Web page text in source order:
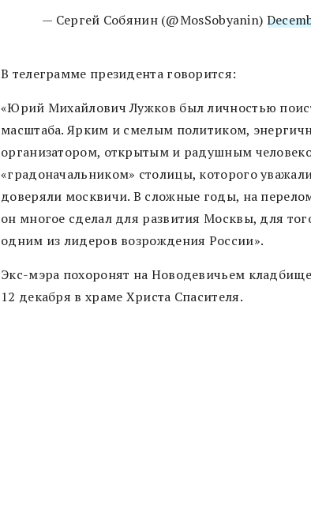
— Сергей Собянин (@MosSobyanin)
В телеграмме президента говорится:
«Юрий Михайлович Лужков был личностью
масштаба. Ярким и смелым политиком,
организатором, открытым и радушным
«градоначальником» столицы, которого
доверяли москвичи. В сложные годы, на
он многое сделал для развития Москвы, для
одним из лидеров возрождения России».
Экс-мэра похоронят на Новодевичьем
12 декабря в храме Христа Спасителя.